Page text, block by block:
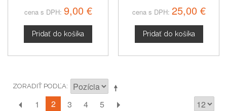
cena s DPH: 9,00 €
Pridať do košíka
cena s DPH: 25,00 €
Pridať do košíka
ZORADIŤ PODĽA
1 2 3 4 5